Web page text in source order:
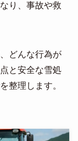
り、事故や救
どんな行為が
と安全な雪処
整理します。